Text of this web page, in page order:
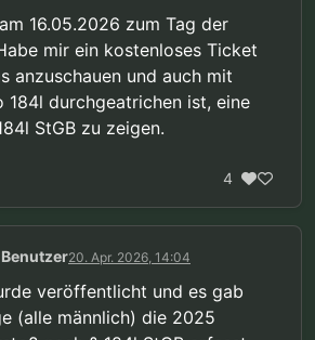
16.05.2026 zum Tag der
mir ein kostenloses Ticket
anzuschauen und auch mit
184l durchgeatrichen ist, eine
StGB zu zeigen.
4
20. Apr. 2026, 14:04
veröffentlicht und es gab
(alle männlich) die 2025